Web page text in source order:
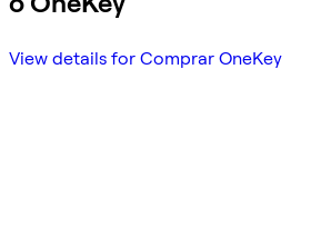
View details for Comprar OneKey